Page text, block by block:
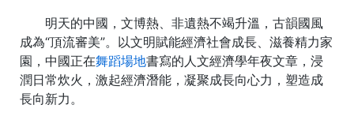
明天的中國，文博熱、非遺熱不竭升溫，古韻國風
成為“頂流審美”。以文明賦能經濟社會成長、滋養精力家
園，中國正在舞蹈場地書寫的人文經濟學年夜文章，浸
潤日常炊火，激起經濟潛能，凝聚成長向心力，塑造成
長向新力。